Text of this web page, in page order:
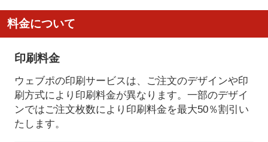
料金について
印刷料金
ウェブポの印刷サービスは、ご注文のデザインや印
刷方式により印刷料金が異なります。一部のデザイ
ンではご注文枚数により印刷料金を最大50％割引い
たします。